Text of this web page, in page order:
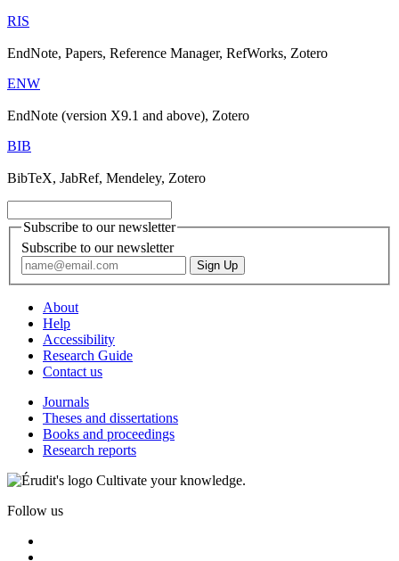
RIS
EndNote, Papers, Reference Manager, RefWorks, Zotero
ENW
EndNote (version X9.1 and above), Zotero
BIB
BibTeX, JabRef, Mendeley, Zotero
Subscribe to our newsletter
Subscribe to our newsletter
About
Help
Accessibility
Research Guide
Contact us
Journals
Theses and dissertations
Books and proceedings
Research reports
Cultivate your knowledge.
Follow us